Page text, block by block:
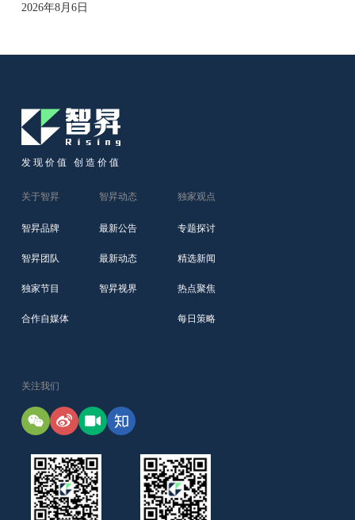
2026年8月6日
发现价值 创造价值
关于智昇
智昇品牌
智昇团队
独家节目
合作自媒体
智昇动态
最新公告
最新动态
智昇视界
独家观点
专题探讨
精选新闻
热点聚焦
每日策略
关注我们